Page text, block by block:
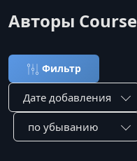
Авторы
Фильтр
Сортировка по:
Сотировать по: